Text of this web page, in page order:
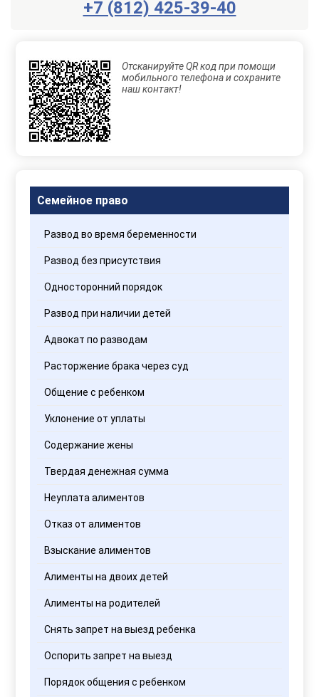
+7 (812) 425-39-40
Заказать
Отправляя
данные,
Вы
соглашаетесь
с
Правилами
Отсканируйте QR код при помощи
мобильного телефона и сохраните
наш контакт!
Семейное право
Развод во время беременности
Развод без присутствия
Односторонний порядок
Развод при наличии детей
Адвокат по разводам
Расторжение брака через суд
Общение с ребенком
Уклонение от уплаты
Содержание жены
Твердая денежная сумма
Неуплата алиментов
Отказ от алиментов
Взыскание алиментов
Алименты на двоих детей
Алименты на родителей
Снять запрет на выезд ребенка
Оспорить запрет на выезд
Порядок общения с ребенком